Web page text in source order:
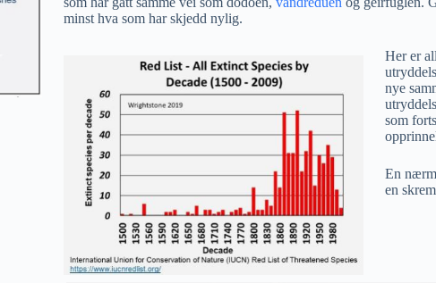
minst hva som har skjedd nylig.
Her er
nye
som
En
en